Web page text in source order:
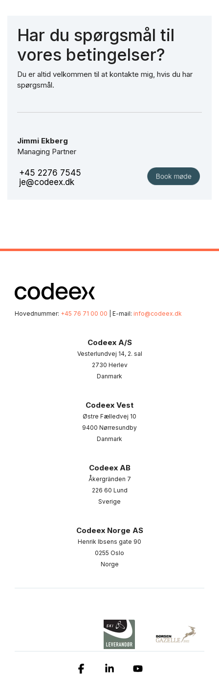
Har du spørgsmål til
vores betingelser?
Du er altid velkommen til at kontakte mig, hvis du har
spørgsmål.
Jimmi Ekberg
Managing Partner
+45 2276 7545
je@codeex.dk
Hovednummer: +45 76 71 00 00 | E-mail: info@codeex.dk
Codeex A/S
Vesterlundvej 14, 2. sal
2730 Herlev
Danmark
Codeex Vest
Østre Fælledvej 10
9400 Nørresundby
Danmark
Codeex AB
Åkergränden 7
226 60 Lund
Sverige
Codeex Norge AS
Henrik Ibsens gate 90
0255 Oslo
Norge
FacebookLinkedin